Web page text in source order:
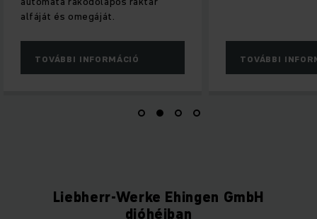
TOVÁBBI INFORMÁCIÓ TOVÁBBI
Liebherr-Werke Ehingen GmbH
dióhéjban